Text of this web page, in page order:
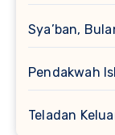
Sya’ban,
Pendakwah
Teladan